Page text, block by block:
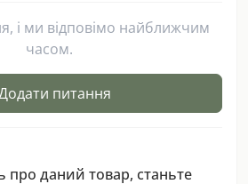
і ми відповімо найближчим
часом.
питання
про даний товар, станьте